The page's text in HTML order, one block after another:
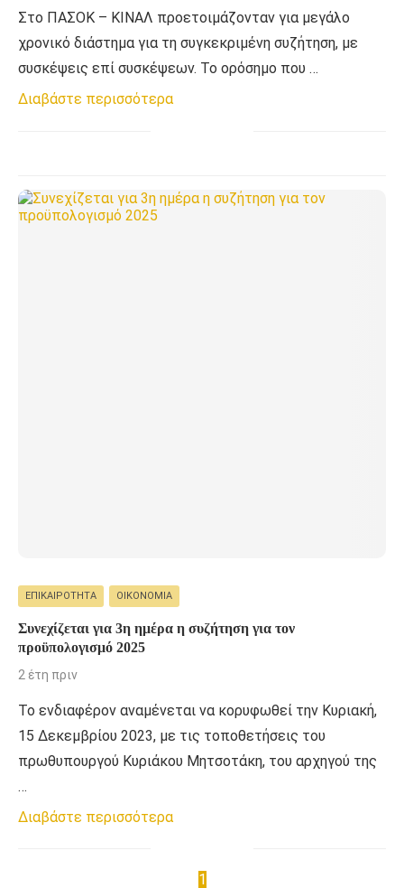
Στο ΠΑΣΟΚ – ΚΙΝΑΛ προετοιμάζονταν για μεγάλο
χρονικό διάστημα για τη συγκεκριμένη συζήτηση, με
συσκέψεις επί συσκέψεων. Το ορόσημο που …
Διαβάστε περισσότερα
ΕΠΙΚΑΙΡΌΤΗΤΑ ΟΙΚΟΝΟΜΊΑ
Συνεχίζεται για 3η ημέρα η συζήτηση για τον
προϋπολογισμό 2025
2 έτη πριν
Το ενδιαφέρον αναμένεται να κορυφωθεί την Κυριακή,
15 Δεκεμβρίου 2023, με τις τοποθετήσεις του
πρωθυπουργού Κυριάκου Μητσοτάκη, του αρχηγού της
…
Διαβάστε περισσότερα
1